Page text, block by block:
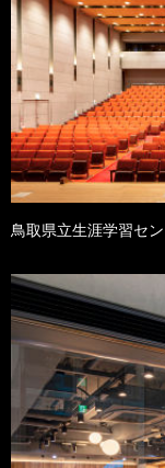
鳥取県立生涯学習セ